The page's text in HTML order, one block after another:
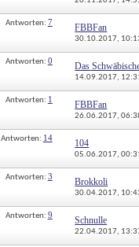
Antworten: 7 FBBFan
30.10.2017,
Antworten: 0 Das
14.09.2017,
Antworten: 1 FBBFan
26.06.2017,
Antworten: 14 104
05.06.2017,
Antworten: 3 Brokkoli
30.04.2017,
Antworten: 9 Schnulle
22.04.2017,